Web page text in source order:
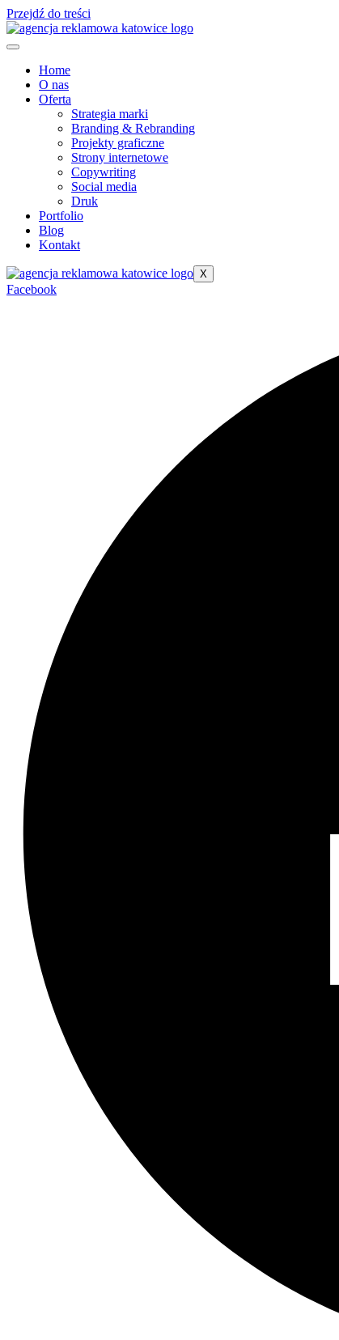
Przejdź do treści
Home
O nas
Oferta
Strategia marki
Branding & Rebranding
Projekty graficzne
Strony internetowe
Copywriting
Social media
Druk
Portfolio
Blog
Kontakt
X
Facebook